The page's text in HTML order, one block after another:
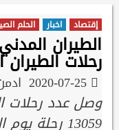
إقتصاد اخبار الحلم
الطيران
رحلات الطيران
وصل عدد رحلات